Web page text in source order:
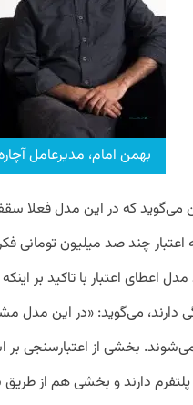
بهمن امام، مدیرعامل
می‌گوید که در این مدل فعلا
اعتبار چند صد میلیون تومانی
مدل اعطای اعتبار با تاکید بر
دارند، می‌گوید: «در این
بخشی از اعتبارسنجی
پلتفرم دارند و بخشی هم از